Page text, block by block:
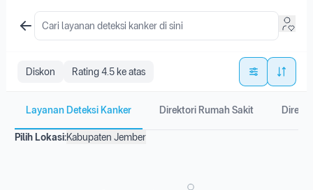
Diskon Rating 4.5 ke atas
Layanan Deteksi Kanker Direktori Rumah Sakit
Pilih Lokasi:Kabupaten Jember